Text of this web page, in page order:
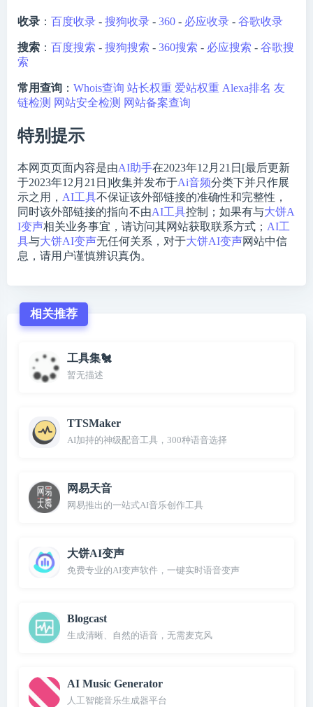
收录 ： 百度收录 - 搜狗收录 - 360 - 必应收录 - 谷歌收录
搜索 ： 百度搜索 - 搜狗搜索 - 360搜索 - 必应搜索 - 谷歌搜
索
常用查询 ： Whois查询 站长权重 爱站权重 Alexa排名 友
链检测 网站安全检测 网站备案查询
特别提示
本网页页面内容是由AI助手在2023年12月21日[最后更新
于2023年12月21日]收集并发布于Ai音频分类下并只作展
示之用， AI工具不保证该外部链接的准确性和完整性，
同时该外部链接的指向不由AI工具控制；如果有与大饼A
I变声相关业务事宜，请访问其网站获取联系方式； AI工
具与大饼AI变声无任何关系，对于大饼AI变声网站中信
息，请用户谨慎辨识真伪。
相关推荐
工具集🐔
暂无描述
TTSMaker
AI加持的神级配音工具，300种语音选择
网易天音
网易推出的一站式AI音乐创作工具
大饼AI变声
免费专业的AI变声软件，一键实时语音变声
Blogcast
生成清晰、自然的语音，无需麦克风
AI Music Generator
人工智能音乐生成器平台